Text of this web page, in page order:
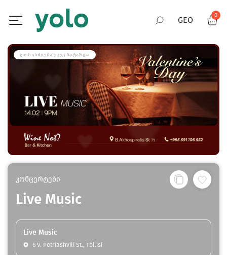
GEO
ENG
0
ᲦᲝᲜᲘᲡᲫᲘᲔᲑᲐ ᲣᲙᲕᲔ ᲩᲐᲢᲐᲠᲓᲐ
კონცერტები
Live Music
Live Music
6 V. Petriashvili St., Tbilisi